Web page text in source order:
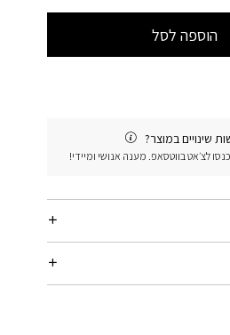
הוספה לסל
שינויים במוצר?
לצ׳אט בווטסאפ. מענה אנושי ומיידי!